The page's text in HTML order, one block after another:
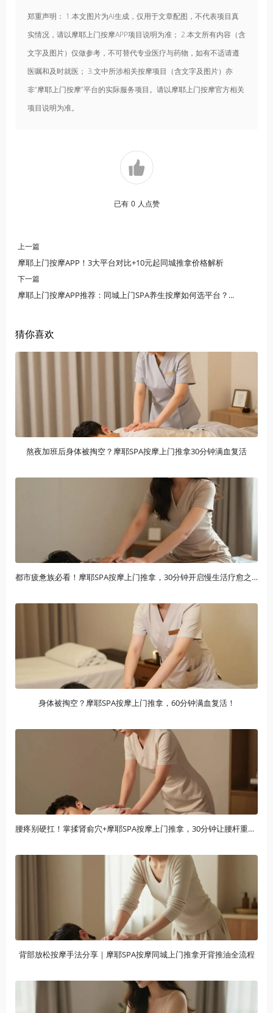
郑重声明： 1.本文图片为AI生成，仅用于文章配图，不代表项目真
实情况，请以摩耶上门按摩APP项目说明为准； 2.本文所有内容（含
文字及图片）仅做参考，不可替代专业医疗与药物，如有不适请遵
医嘱和及时就医； 3.文中所涉相关按摩项目（含文字及图片）亦
非“摩耶上门按摩”平台的实际服务项目。请以摩耶上门按摩官方相关
项目说明为准。
已有 0 人点赞
上一篇
摩耶上门按摩APP！3大平台对比+10元起同城推拿价格解析
下一篇
摩耶上门按摩APP推荐：同城上门SPA养生按摩如何选平台？3步教你避开陷阱！
猜你喜欢
熬夜加班后身体被掏空？摩耶SPA按摩上门推拿30分钟满血复活
都市疲惫族必看！摩耶SPA按摩上门推拿，30分钟开启慢生活疗愈之旅
身体被掏空？摩耶SPA按摩上门推拿，60分钟满血复活！
腰疼别硬扛！掌揉肾俞穴+摩耶SPA按摩上门推拿，30分钟让腰杆重获新生
背部放松按摩手法分享｜摩耶SPA按摩同城上门推拿开背推油全流程